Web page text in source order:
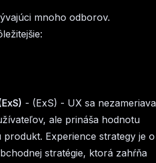
mnoho odborov.
- (ExS) - UX sa nezameriava
ale prináša hodnotu
Experience strategy je o
stratégie, ktorá zahŕňa